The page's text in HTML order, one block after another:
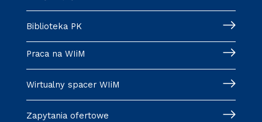
Biblioteka PK
Praca na WIiM
Wirtualny spacer WIiM
Zapytania ofertowe